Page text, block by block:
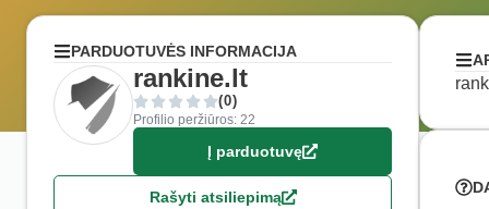
PARDUOTUVĖS INFORMACIJA
rankine.lt
(0)
Profilio peržiūros: 22
Į parduotuvę
Rašyti atsiliepimą